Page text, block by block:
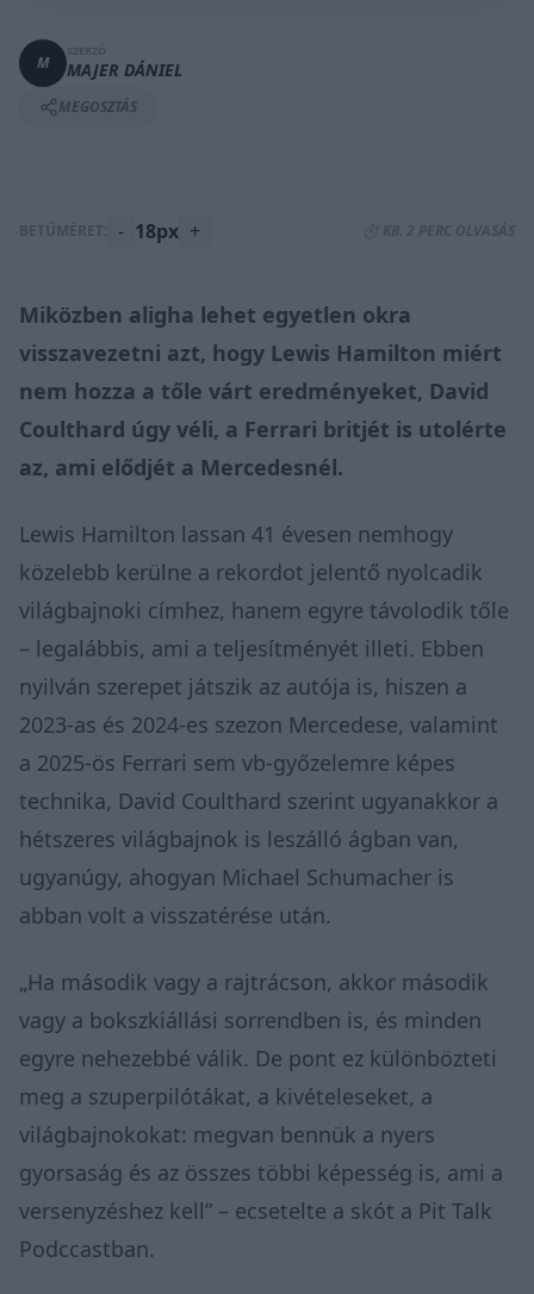
M MAJER DÁNIEL
MEGOSZTÁS
BETŰMÉRET: - 18px + ⏱️ KB. 2 PERC OLVASÁS
Miközben aligha lehet egyetlen okra
visszavezetni azt, hogy Lewis Hamilton miért
nem hozza a tőle várt eredményeket, David
Coulthard úgy véli, a Ferrari britjét is utolérte
az, ami elődjét a Mercedesnél.
Lewis Hamilton lassan 41 évesen nemhogy
közelebb kerülne a rekordot jelentő nyolcadik
világbajnoki címhez, hanem egyre távolodik tőle
– legalábbis, ami a teljesítményét illeti. Ebben
nyilván szerepet játszik az autója is, hiszen a
2023-as és 2024-es szezon Mercedese, valamint
a 2025-ös Ferrari sem vb-győzelemre képes
technika, David Coulthard szerint ugyanakkor a
hétszeres világbajnok is leszálló ágban van,
ugyanúgy, ahogyan Michael Schumacher is
abban volt a visszatérése után.
„Ha második vagy a rajtrácson, akkor második
vagy a bokszkiállási sorrendben is, és minden
egyre nehezebbé válik. De pont ez különbözteti
meg a szuperpilótákat, a kivételeseket, a
világbajnokokat: megvan bennük a nyers
gyorsaság és az összes többi képesség is, ami a
versenyzéshez kell” – ecsetelte a skót a Pit Talk
Podccastban.